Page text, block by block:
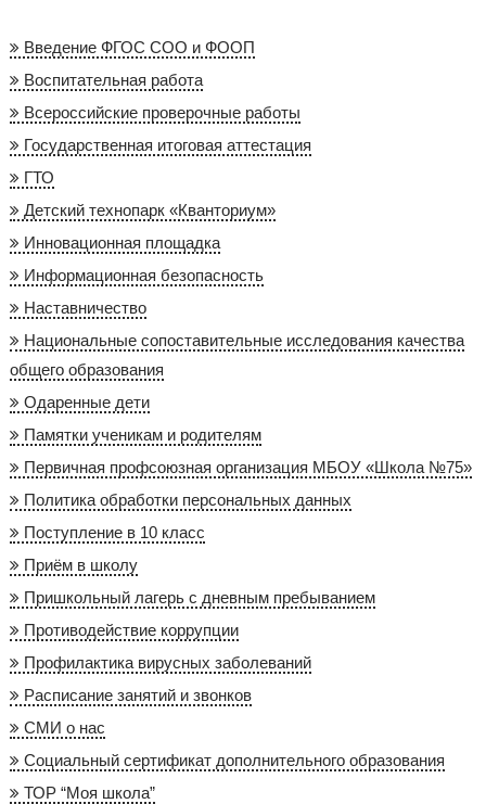
Введение ФГОС СОО и ФООП
Воспитательная работа
Всероссийские проверочные работы
Государственная итоговая аттестация
ГТО
Детский технопарк «Кванториум»
Инновационная площадка
Информационная безопасность
Наставничество
Национальные сопоставительные исследования качества
общего образования
Одаренные дети
Памятки ученикам и родителям
Первичная профсоюзная организация МБОУ «Школа №75»
Политика обработки персональных данных
Поступление в 10 класс
Приём в школу
Пришкольный лагерь с дневным пребыванием
Противодействие коррупции
Профилактика вирусных заболеваний
Расписание занятий и звонков
СМИ о нас
Социальный сертификат дополнительного образования
ТОР “Моя школа”